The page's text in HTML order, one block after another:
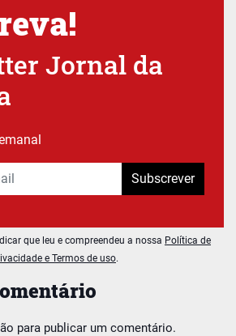
para publicar um comentário.
Jornal da
Subscrever
que leu e compreendeu a nossa Política de
e Termos de uso.